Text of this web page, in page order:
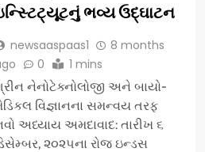
ભવ્ય ઉદ્ઘાટન
newsaaspaas1
8 months
0 1 mins
નેનોટેક્નોલોજી અને બાયો-
વિજ્ઞાનના સમન્વય તરફ
અધ્યાય અમદાવાદ: તારીખ ૬
૨૦૨૫ના રોજ ઇન્ડસ